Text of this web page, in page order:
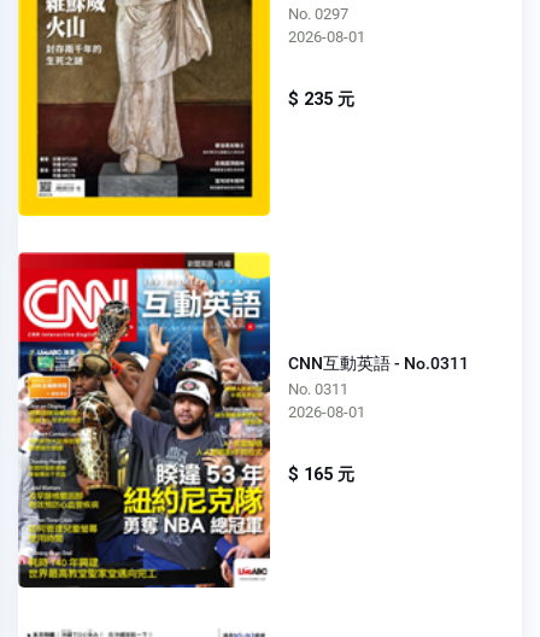
No. 0297
2026-08-01
$ 235 元
CNN互動英語 - No.0311
No. 0311
2026-08-01
$ 165 元